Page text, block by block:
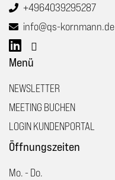
+4964039295287
info@qs-kornmann.de
Menü
NEWSLETTER
MEETING BUCHEN
LOGIN KUNDENPORTAL
Öffnungszeiten
Mo. - Do.